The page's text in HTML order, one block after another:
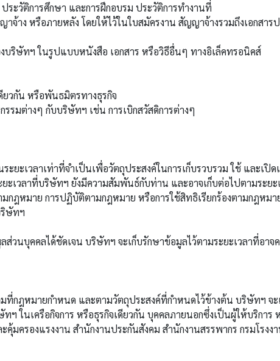
ะวัติการศึกษา และการฝึกอบรม ประวัติการทำงานที่
าง หรือภายหลัง โดยให้ไว้ในใบสมัครงาน สัญญาจ้างรวมถึงเอกสาร
ริษัทฯ ในรูปแบบหนังสือ เอกสาร หรือวิธีอื่นๆ ทางอิเล็คทรอนิคส์
ยวกัน หรือพันธมิตรทางธุรกิจ
มต่างๆ กับบริษัทฯ เช่น การเบิกสวัสดิการต่างๆ
วลาเท่าที่จำเป็นเพื่อวัตถุประสงค์ในการเก็บรวบรวม ใช้ และเปิด
ะเวลาที่บริษัทฯ ยังมีความสัมพันธ์กับท่าน และอาจเก็บต่อไปตามระย
กฎหมาย การปฏิบัติตามกฎหมาย หรือการใช้สิทธิเรียกร้องตามกฎหม
ษัทฯ
บุคคลได้ชัดเจน บริษัทฯ จะเก็บรักษาข้อมูลไว้ตามระยะเวลาที่อาจค
หมายกำหนด และตามวัตถุประสงค์ที่กำหนดไว้ข้างต้น บริษัทฯ จะ
ในเครือกิจการ หรือธุรกิจเดียวกัน บุคคลภายนอกซึ่งเป็นผู้ให้บริการ
มครองแรงงาน สำนักงานประกันสังคม สำนักงานสรรพากร กรมโรง